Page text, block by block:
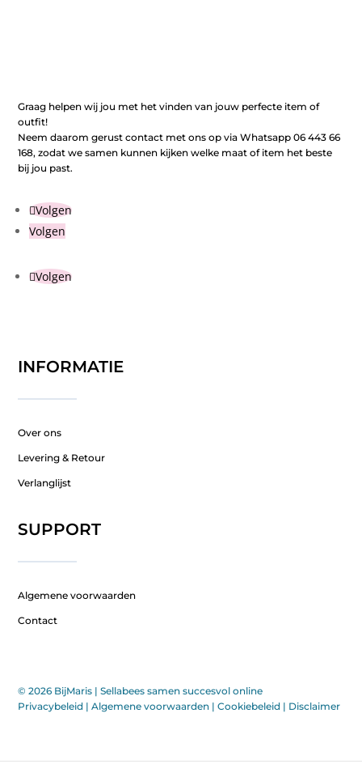
Graag helpen wij jou met het vinden van jouw perfecte item of
outfit!
Neem daarom gerust contact met ons op via Whatsapp 06 443 66
168, zodat we samen kunnen kijken welke maat of item het beste
bij jou past.
Volgen
Volgen
Volgen
INFORMATIE
Over ons
Levering & Retour
Verlanglijst
SUPPORT
Algemene voorwaarden
Contact
© 2026 BijMaris |Sellabees samen succesvol online
Privacybeleid |Algemene voorwaarden |Cookiebeleid | Disclaimer